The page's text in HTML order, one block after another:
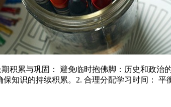
积累与巩固： 避免临时抱佛脚：历史和政
知识的持续积累。2. 合理分配学习时间：